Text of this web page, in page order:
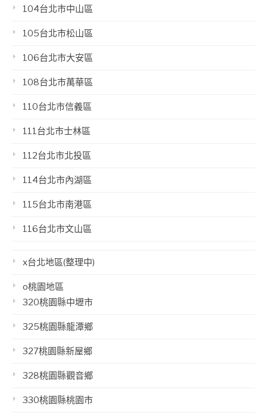
104台北市中山區
105台北市松山區
106台北市大安區
108台北市萬華區
110台北市信義區
111台北市士林區
112台北市北投區
114台北市內湖區
115台北市南港區
116台北市文山區
x台北地區(整理中)
o桃園地區
320桃園縣中壢市
325桃園縣龍潭鄉
327桃園縣新屋鄉
328桃園縣觀音鄉
330桃園縣桃園市